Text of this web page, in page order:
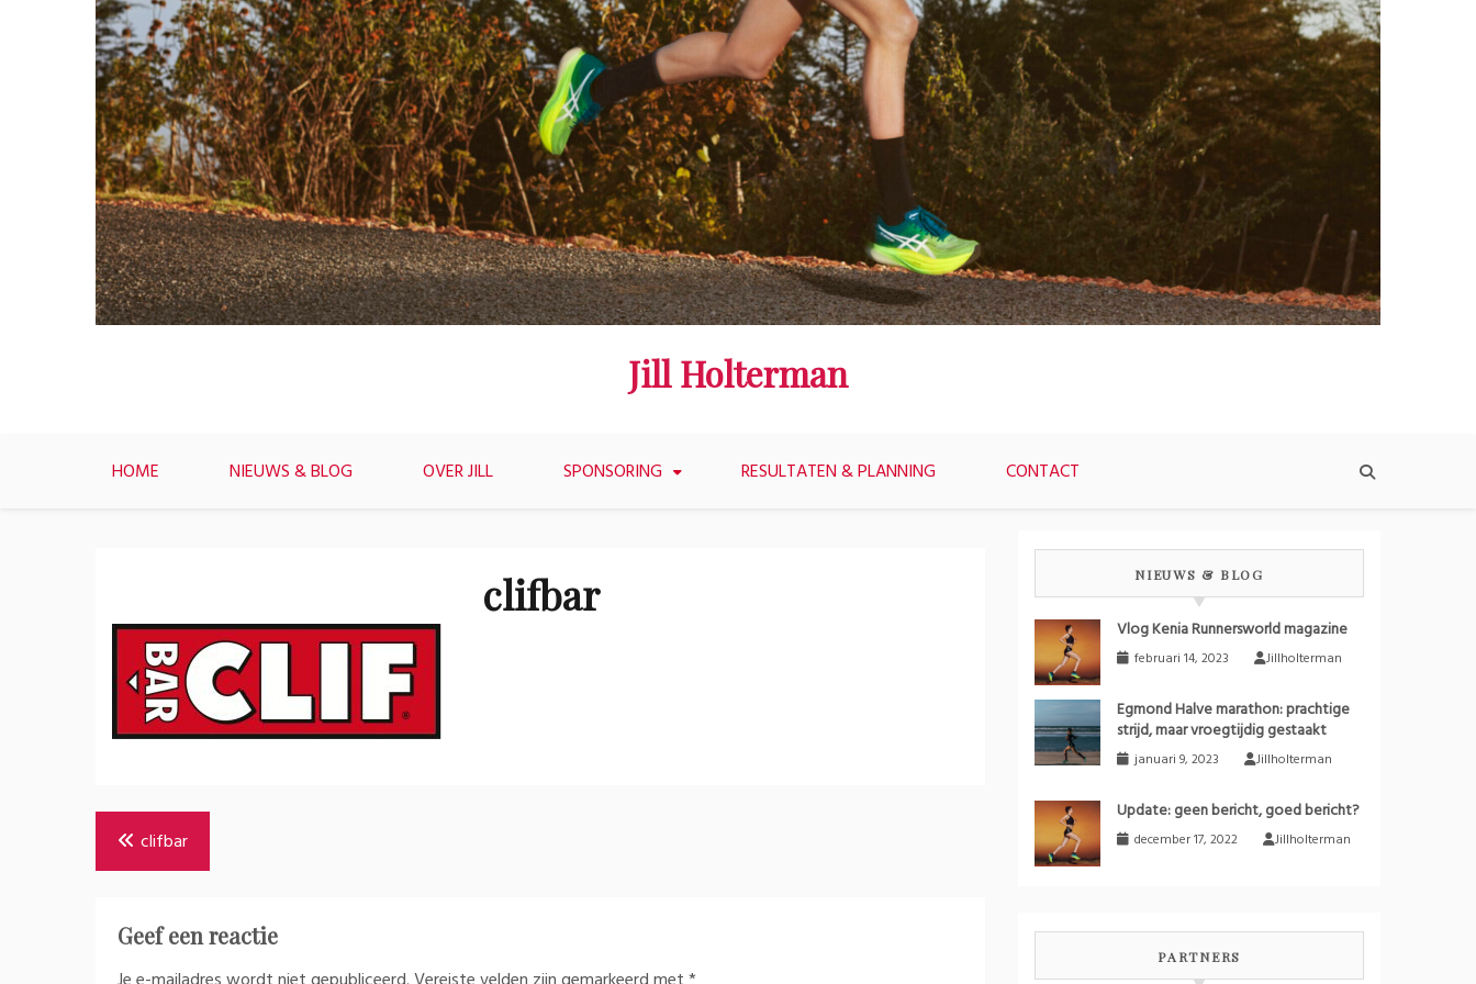
Jill Holterman
HOME NIEUWS & BLOG OVER JILL SPONSORING RESULTATEN & PLANNING CONTACT
clifbar
Bericht
navigatie
clifbar
Geef een reactie
NIEUWS & BLOG
Vlog Kenia Runnersworld magazine
februari 14, 2023 Jillholterman
Egmond Halve marathon: prachtige
strijd, maar vroegtijdig gestaakt
januari 9, 2023 Jillholterman
Update: geen bericht, goed bericht?
december 17, 2022 Jillholterman
PARTNERS